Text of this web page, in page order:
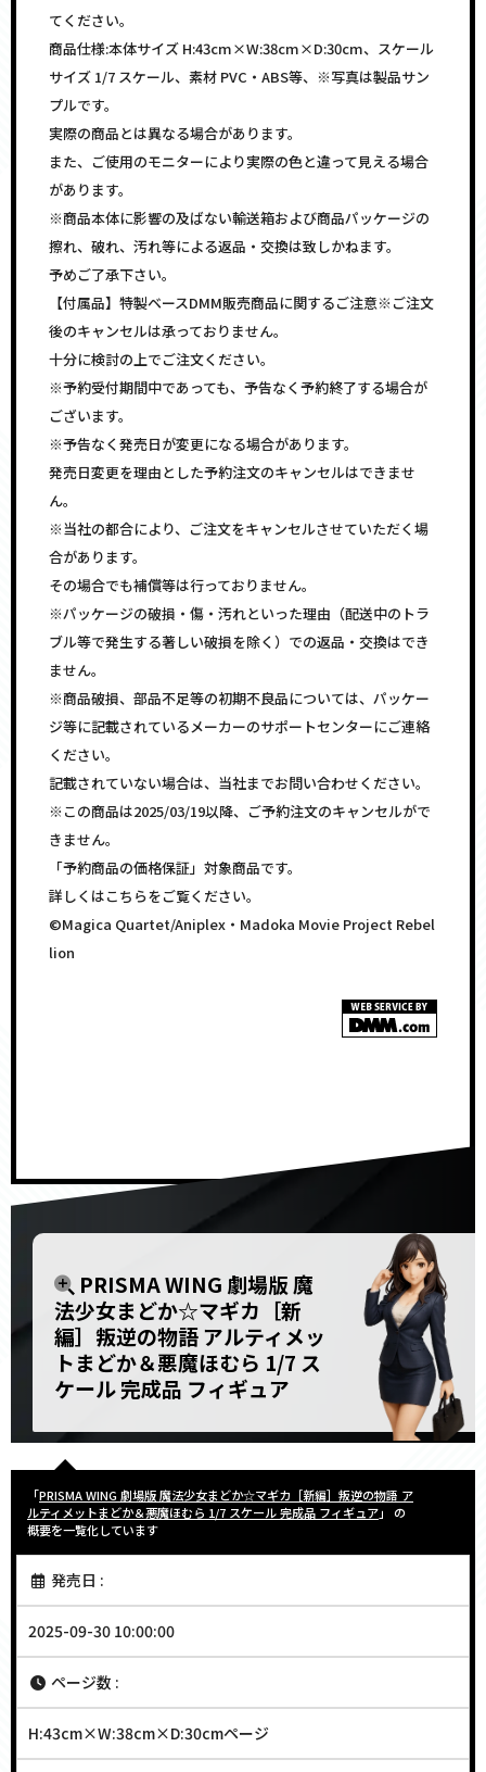
てください。
商品仕様:本体サイズ H:43cm×W:38cm×D:30cm、スケール
サイズ 1/7 スケール、素材 PVC・ABS等、※写真は製品サン
プルです。
実際の商品とは異なる場合があります。
また、ご使用のモニターにより実際の色と違って見える場合
があります。
※商品本体に影響の及ばない輸送箱および商品パッケージの
擦れ、破れ、汚れ等による返品・交換は致しかねます。
予めご了承下さい。
【付属品】特製ベースDMM販売商品に関するご注意※ご注文
後のキャンセルは承っておりません。
十分に検討の上でご注文ください。
※予約受付期間中であっても、予告なく予約終了する場合が
ございます。
※予告なく発売日が変更になる場合があります。
発売日変更を理由とした予約注文のキャンセルはできませ
ん。
※当社の都合により、ご注文をキャンセルさせていただく場
合があります。
その場合でも補償等は行っておりません。
※パッケージの破損・傷・汚れといった理由（配送中のトラ
ブル等で発生する著しい破損を除く）での返品・交換はでき
ません。
※商品破損、部品不足等の初期不良品については、パッケー
ジ等に記載されているメーカーのサポートセンターにご連絡
ください。
記載されていない場合は、当社までお問い合わせください。
※この商品は2025/03/19以降、ご予約注文のキャンセルがで
きません。
「予約商品の価格保証」対象商品です。
詳しくはこちらをご覧ください。
©Magica Quartet/Aniplex・Madoka Movie Project Rebel
lion
PRISMA WING 劇場版 魔
法少女まどか☆マギカ［新
編］叛逆の物語 アルティメッ
トまどか＆悪魔ほむら 1/7 ス
ケール 完成品 フィギュア
「PRISMA WING 劇場版 魔法少女まどか☆マギカ［新編］叛逆の物語 ア
ルティメットまどか＆悪魔ほむら 1/7 スケール 完成品 フィギュア」 の
概要を一覧化しています
発売日 :
2025-09-30 10:00:00
ページ数 :
H:43cm×W:38cm×D:30cmページ